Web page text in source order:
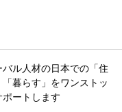
バル人材の日本での「住
「暮らす」をワンストッ
ポートします